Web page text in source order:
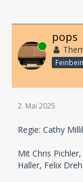
Online
pops
Feinbein
2. Mai 2025
Regie: Cathy
Mit Chris
Haller, Felix